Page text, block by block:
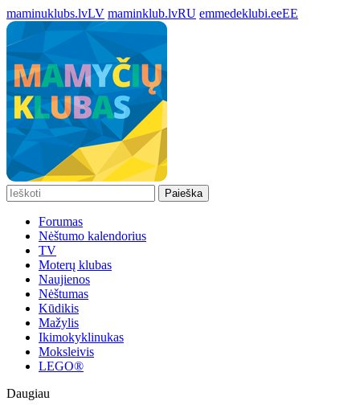
maminuklubs.lvLV maminklub.lvRU emmedeklubi.eeEE
Paieška
Forumas
Nėštumo kalendorius
TV
Moterų klubas
Naujienos
Nėštumas
Kūdikis
Mažylis
Ikimokyklinukas
Moksleivis
LEGO®
Daugiau